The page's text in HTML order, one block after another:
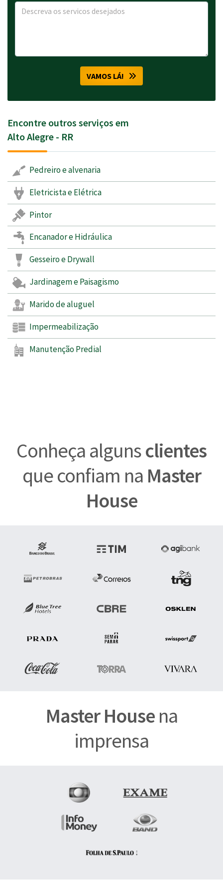
VAMOS LÁ!
Encontre outros serviços em
Alto Alegre - RR
Pedreiro e alvenaria
Eletricista e Elétrica
Pintor
Encanador e Hidráulica
Gesseiro e Drywall
Jardinagem e Paisagismo
Marido de aluguel
Impermeabilização
Manutenção Predial
Conheça algunsclientes
que confiam na Master
House
Master Housena
imprensa